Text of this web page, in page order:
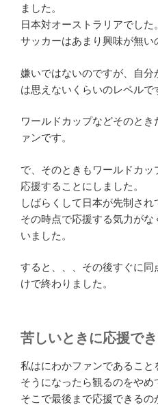
ました。
日本対オーストラリアでした。
サッカーはあまり興味が無い
嫌いではないのですが、自分
は思えないくらいのレベルで
ワールドカップなどそのと
ァンです。
で、そのときもワールドカ
応援することにしました。
しばらくして日本が先制され
その時点で応援する気力がな
いました。
すると、、、その後すぐに
けで終わりました。
苦しいときに応援で
私はにわかファンであるこ
そうになったら観るのをやめ
そこで最後まで応援できるの